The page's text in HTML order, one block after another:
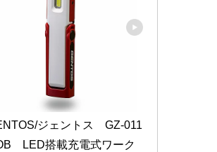
ジェントス　GZ-011
　LED搭載充電式ワーク